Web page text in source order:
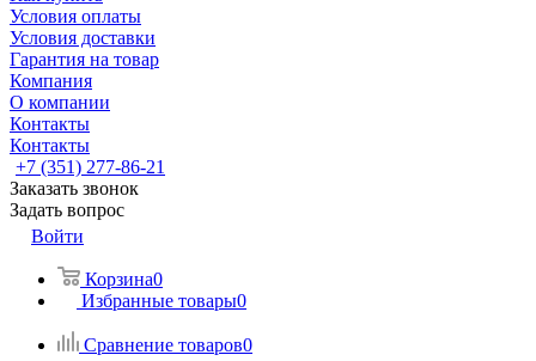
Условия оплаты
Условия доставки
Гарантия на товар
Компания
О компании
Контакты
Контакты
+7 (351) 277-86-21
Заказать звонок
Задать вопрос
Войти
Корзина0
Избранные товары0
Сравнение товаров0